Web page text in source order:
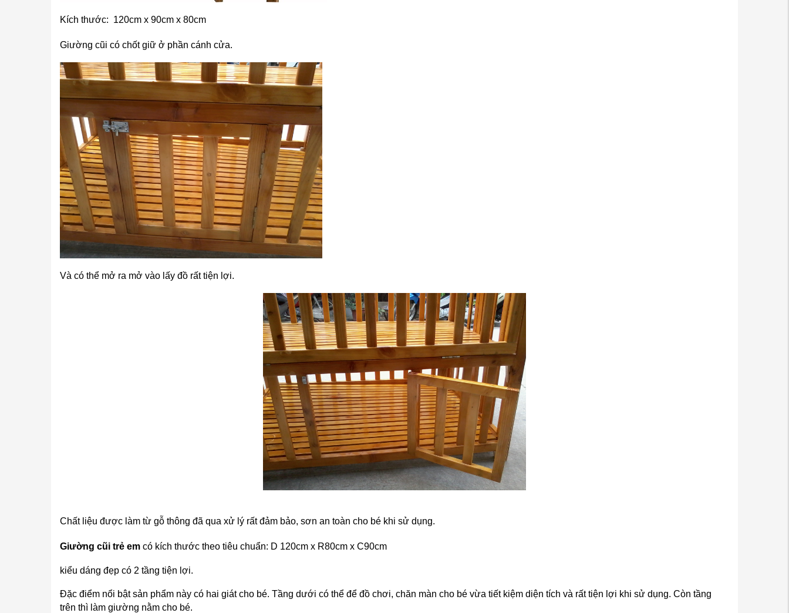
Kích thước: 120cm x 90cm x 80cm
Giường cũi có chốt giữ ở phần cánh cửa.
Và có thể mở ra mở vào lấy đồ rất tiện lợi.
Chất liệu được làm từ gỗ thông đã qua xử lý rất đảm bảo, sơn an toàn cho bé khi sử dụng.
Giường cũi trẻ em có kích thước theo tiêu chuẩn: D 120cm x R80cm x C90cm
kiểu dáng đẹp có 2 tầng tiện lợi.
Đặc điểm nổi bật sản phẩm này có hai giát cho bé. Tầng dưới có thể để đồ chơi, chăn màn cho bé vừa tiết kiệm diện tích và rất tiện lợi khi sử dụng. Còn tầng
trên thì làm giường nằm cho bé.